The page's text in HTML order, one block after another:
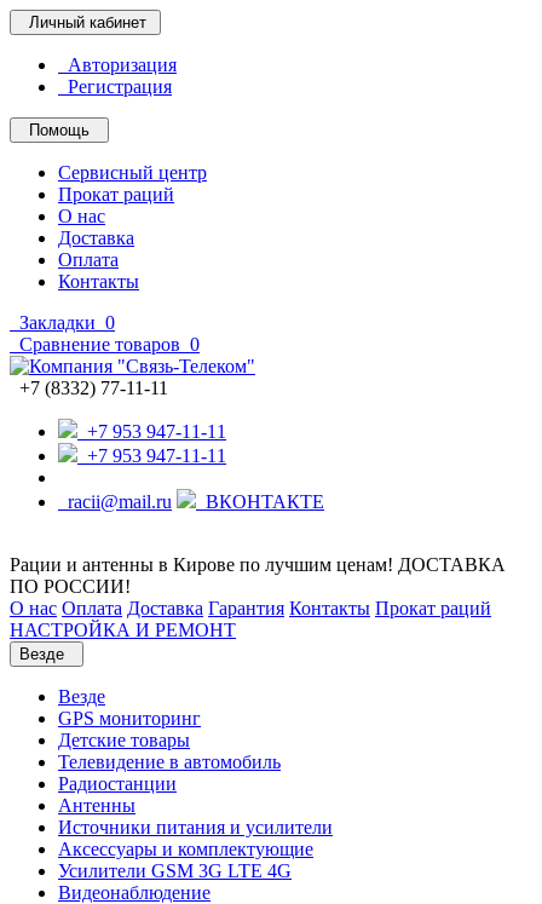
Личный кабинет
Авторизация
Регистрация
Помощь
Сервисный центр
Прокат раций
О нас
Доставка
Оплата
Контакты
Закладки 0
Сравнение товаров 0
+7 (8332) 77-11-11
+7 953 947-11-11
+7 953 947-11-11
racii@mail.ru ВКОНТАКТЕ
Рации и антенны в Кирове по лучшим ценам! ДОСТАВКА
ПО РОССИИ!
О нас Оплата Доставка Гарантия Контакты Прокат раций
НАСТРОЙКА И РЕМОНТ
Везде
Везде
GPS мониторинг
Детские товары
Телевидение в автомобиль
Радиостанции
Антенны
Источники питания и усилители
Аксессуары и комплектующие
Усилители GSM 3G LTE 4G
Видеонаблюдение